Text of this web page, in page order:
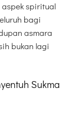
spiritual
bagi
asmara
bukan lagi
Sukma